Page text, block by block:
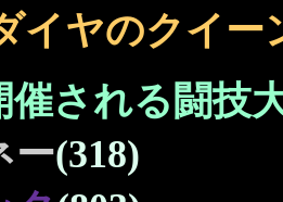
イヤのクイー
催される闘技
ー(318)